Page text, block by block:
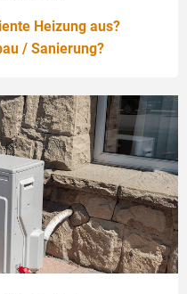
Heizung aus?
/ Sanierung?